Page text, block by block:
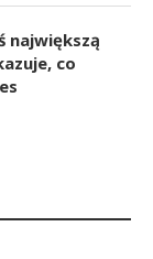
największą
co